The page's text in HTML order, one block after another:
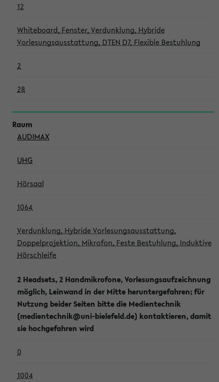
12
Whiteboard, Fenster, Verdunklung, Hybride
Vorlesungsausstattung, DTEN D7, Flexible Bestuhlung
2
28
AUDIMAX
UHG
Hörsaal
1064
Verdunklung, Hybride Vorlesungsausstattung,
Doppelprojektion, Mikrofon, Feste Bestuhlung, Induktive
Hörschleife
2 Headsets, 2 Handmikrofone, Vorlesungsaufzeichnung
möglich, Leinwand in der Mitte heruntergefahren; für
Nutzung beider Seiten bitte die Medientechnik
(medientechnik@uni-bielefeld.de) kontaktieren, damit
sie hochgefahren wird
0
1004